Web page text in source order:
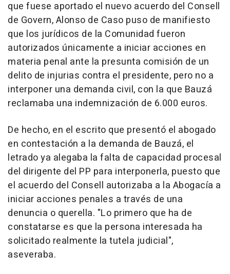
que fuese aportado el nuevo acuerdo del Consell
de Govern, Alonso de Caso puso de manifiesto
que los jurídicos de la Comunidad fueron
autorizados únicamente a iniciar acciones en
materia penal ante la presunta comisión de un
delito de injurias contra el presidente, pero no a
interponer una demanda civil, con la que Bauzá
reclamaba una indemnización de 6.000 euros.
De hecho, en el escrito que presentó el abogado
en contestación a la demanda de Bauzá, el
letrado ya alegaba la falta de capacidad procesal
del dirigente del PP para interponerla, puesto que
el acuerdo del Consell autorizaba a la Abogacía a
iniciar acciones penales a través de una
denuncia o querella. "Lo primero que ha de
constatarse es que la persona interesada ha
solicitado realmente la tutela judicial",
aseveraba.